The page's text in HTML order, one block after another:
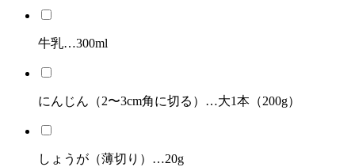
牛乳…300ml
にんじん（2〜3cm角に切る）…大1本（200g）
しょうが（薄切り）…20g